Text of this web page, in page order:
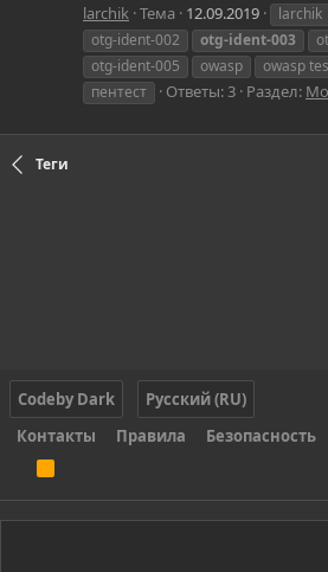
larchik Тема 12.09.2019 larchik
otg-ident-002
otg-ident-003
otg-ident-005
owasp owasp
пентест
Ответы: 3 Раздел:
Теги
Codeby Dark
Русский (RU)
Контакты
Правила Безопасность
S